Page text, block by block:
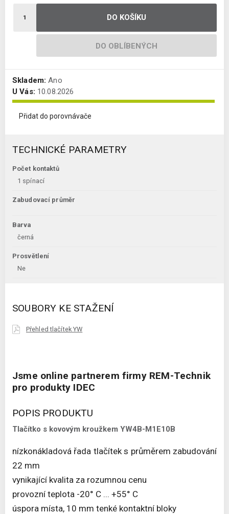
DO KOŠÍKU
DO OBLÍBENÝCH
Skladem: Ano
U Vás: 10.08.2026
Přidat do porovnávače
TECHNICKÉ PARAMETRY
Počet kontaktů
1 spínací
Zabudovací průměr
Barva
černá
Prosvětlení
Ne
SOUBORY KE STAŽENÍ
Přehled tlačítek YW
Jsme online partnerem firmy REM-Technik
pro produkty IDEC
POPIS PRODUKTU
Tlačítko s kovovým kroužkem YW4B-M1E10B
nízkonákladová řada tlačítek s průměrem zabudování
22 mm
vynikající kvalita za rozumnou cenu
provozní teplota -20° C ... +55° C
úspora místa, 10 mm tenké kontaktní bloky